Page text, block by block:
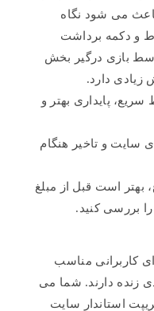
می شود نگاه
و دکمه برداشت
بازی درگیر بخش
دارد.
پایداری بهتر و
سایت و تاخیر هنگام
است قبل از مبلغ
بررسی کنید.
کاربرانی مناسب
زنده دارند. شما می
استاندار سایت